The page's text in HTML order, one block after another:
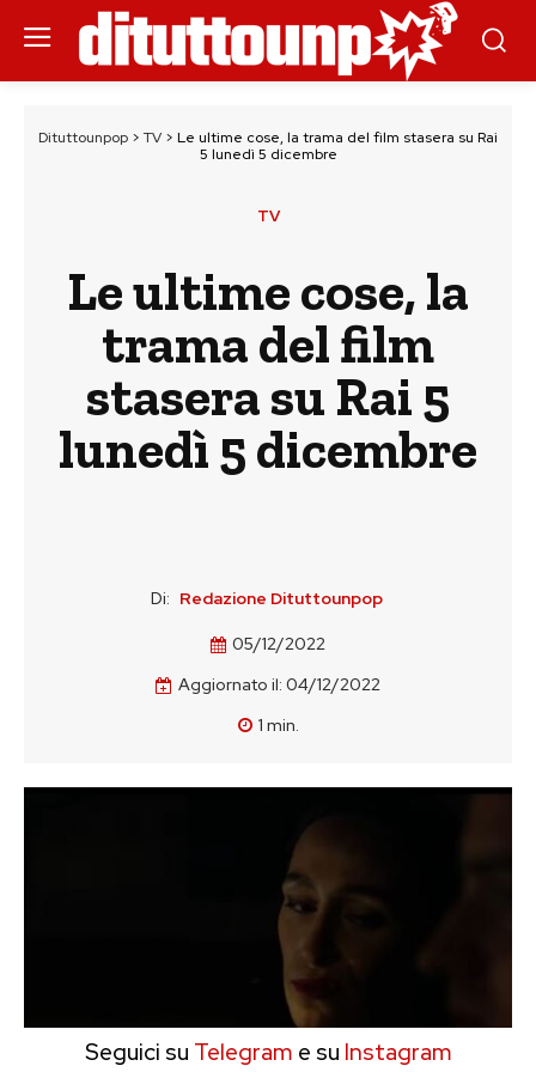
Dituttounpop > TV > Le ultime cose, la trama del film stasera su Rai
5 lunedì 5 dicembre
TV
Le ultime cose, la
trama del film
stasera su Rai 5
lunedì 5 dicembre
Di: Redazione Dituttounpop
05/12/2022
Aggiornato il: 04/12/2022
1 min.
Seguici su Telegram e su Instagram